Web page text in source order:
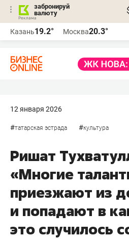
забронируй
валюту
Казань19.2° Москва20.3°
12 января 2026
#татарская эстрада #культура
Ришат
«Многие
приезжают из
и попадают в
это случилось